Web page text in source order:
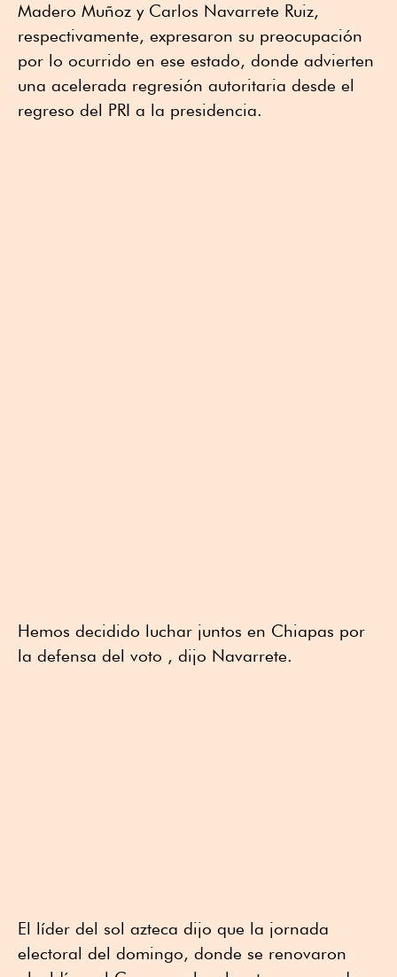
Madero Muñoz y Carlos Navarrete Ruiz,
respectivamente, expresaron su preocupación
por lo ocurrido en ese estado, donde advierten
una acelerada regresión autoritaria desde el
regreso del PRI a la presidencia.
Hemos decidido luchar juntos en Chiapas por
la defensa del voto , dijo Navarrete.
El líder del sol azteca dijo que la jornada
electoral del domingo, donde se renovaron